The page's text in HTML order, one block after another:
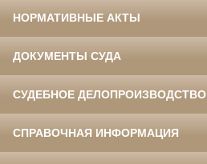
НОРМАТИВНЫЕ АКТЫ
ДОКУМЕНТЫ СУДА
СУДЕБНОЕ ДЕЛОПРОИЗВОДСТВО
СПРАВОЧНАЯ ИНФОРМАЦИЯ